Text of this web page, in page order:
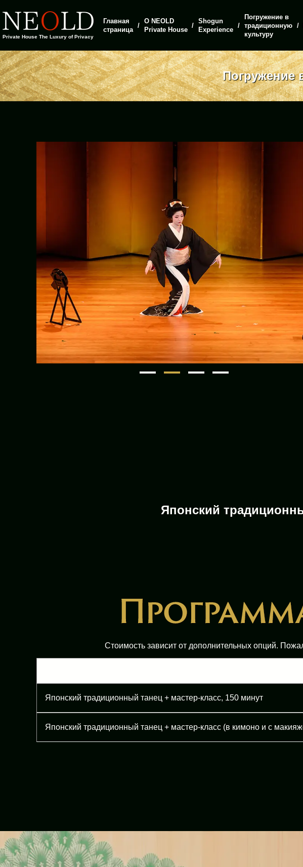
Private House The Luxury of Privacy
Главная
страница
О NEOLD
Private House
Shogun
Experience
Погружение в
традиционную
культуру
Погружение
1 2 3 4
Японский
Стоимость зависит от дополнительных опций.
Японский традиционный танец + мастер-класс, 150 минут
Японский традиционный танец + мастер-класс (в кимоно и с